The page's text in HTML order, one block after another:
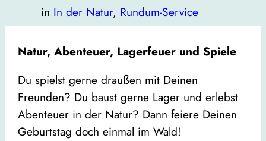
in In der Natur, Rundum-Service
Natur, Abenteuer, Lagerfeuer und Spiele
Du spielst gerne draußen mit Deinen
Freunden? Du baust gerne Lager und erlebst
Abenteuer in der Natur? Dann feiere Deinen
Geburtstag doch einmal im Wald!